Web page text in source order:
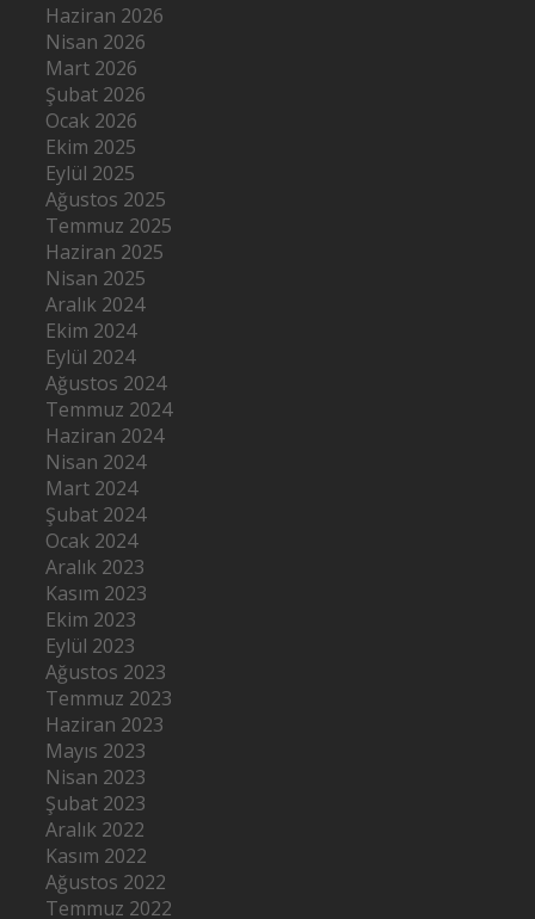
Haziran 2026
Nisan 2026
Mart 2026
Şubat 2026
Ocak 2026
Ekim 2025
Eylül 2025
Ağustos 2025
Temmuz 2025
Haziran 2025
Nisan 2025
Aralık 2024
Ekim 2024
Eylül 2024
Ağustos 2024
Temmuz 2024
Haziran 2024
Nisan 2024
Mart 2024
Şubat 2024
Ocak 2024
Aralık 2023
Kasım 2023
Ekim 2023
Eylül 2023
Ağustos 2023
Temmuz 2023
Haziran 2023
Mayıs 2023
Nisan 2023
Şubat 2023
Aralık 2022
Kasım 2022
Ağustos 2022
Temmuz 2022